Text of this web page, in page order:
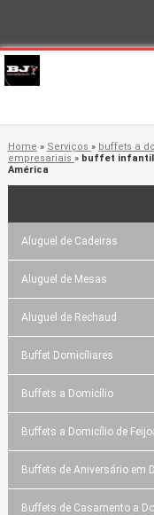
Home » Serviços » buffets a
empresariais » buffet infantil
América
Aluguel de Cadeiras
Aluguel de Mesas
Aluguel de Rechaud
Buffet Domicíliares
Buffets a Domicílio
Buffets a Domicílio de
Buffets de Aniversário em
Buffets de Casamento a